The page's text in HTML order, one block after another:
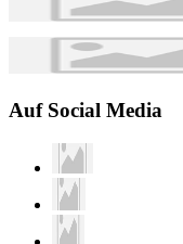
Auf Social Media